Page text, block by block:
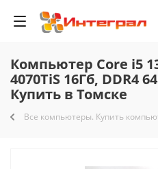
Компьютер Core i5
4070TiS 16Гб, DDR4
Купить в Томске
Все компьютеры. Купить